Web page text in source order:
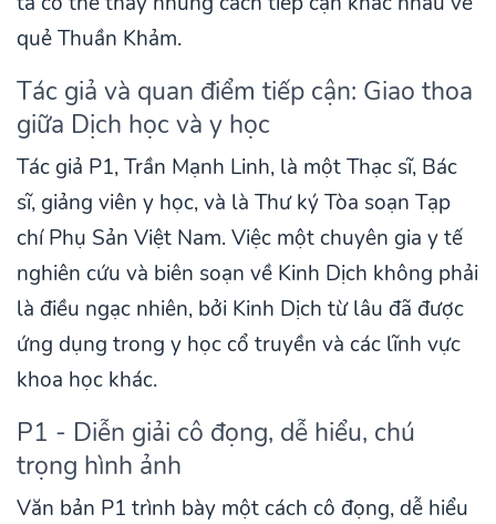
quẻ Thuần Khảm.
Tác giả và quan điểm tiếp cận: Giao thoa
giữa Dịch học và y học
Tác giả P1, Trần Mạnh Linh, là một Thạc sĩ, Bác
sĩ, giảng viên y học, và là Thư ký Tòa soạn Tạp
chí Phụ Sản Việt Nam. Việc một chuyên gia y tế
nghiên cứu và biên soạn về Kinh Dịch không phải
là điều ngạc nhiên, bởi Kinh Dịch từ lâu đã được
ứng dụng trong y học cổ truyền và các lĩnh vực
khoa học khác.
P1 - Diễn giải cô đọng, dễ hiểu, chú
trọng hình ảnh
Văn bản P1 trình bày một cách cô đọng, dễ hiểu